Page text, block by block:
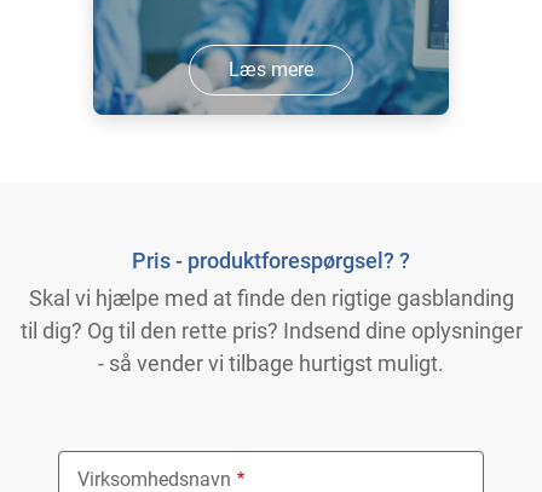
Læs mere
Pris - produktforespørgsel? ?
Skal vi hjælpe med at finde den rigtige gasblanding
til dig? Og til den rette pris? Indsend dine oplysninger
- så vender vi tilbage hurtigst muligt.
Virksomhedsnavn